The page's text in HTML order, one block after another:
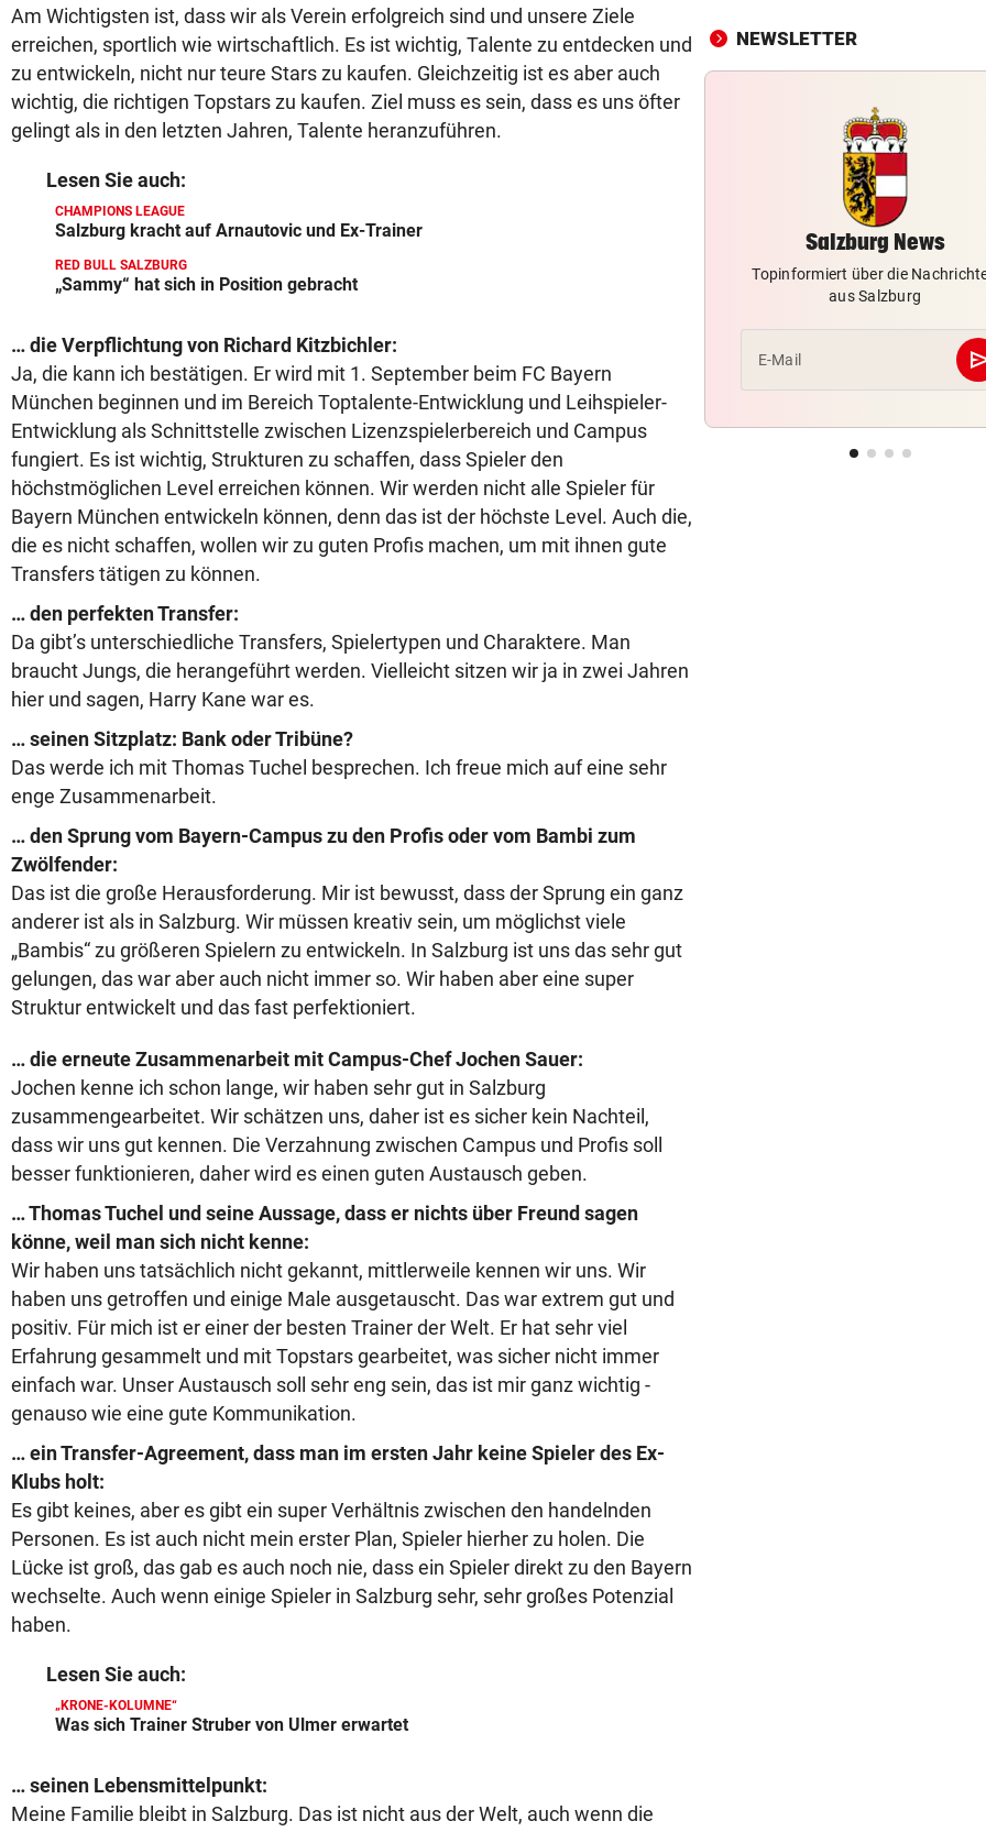
Am Wichtigsten ist, dass wir als Verein erfolgreich sind und unsere Ziele
erreichen, sportlich wie wirtschaftlich. Es ist wichtig, Talente zu entdecken und
zu entwickeln, nicht nur teure Stars zu kaufen. Gleichzeitig ist es aber auch
wichtig, die richtigen Topstars zu kaufen. Ziel muss es sein, dass es uns öfter
gelingt als in den letzten Jahren, Talente heranzuführen.
Lesen Sie auch:
CHAMPIONS LEAGUE
Salzburg kracht auf Arnautovic und Ex-Trainer
RED BULL SALZBURG
„Sammy“ hat sich in Position gebracht
… die Verpflichtung von Richard Kitzbichler:
Ja, die kann ich bestätigen. Er wird mit 1. September beim FC Bayern
München beginnen und im Bereich Toptalente-Entwicklung und Leihspieler-
Entwicklung als Schnittstelle zwischen Lizenzspielerbereich und Campus
fungiert. Es ist wichtig, Strukturen zu schaffen, dass Spieler den
höchstmöglichen Level erreichen können. Wir werden nicht alle Spieler für
Bayern München entwickeln können, denn das ist der höchste Level. Auch die,
die es nicht schaffen, wollen wir zu guten Profis machen, um mit ihnen gute
Transfers tätigen zu können.
… den perfekten Transfer:
Da gibt’s unterschiedliche Transfers, Spielertypen und Charaktere. Man
braucht Jungs, die herangeführt werden. Vielleicht sitzen wir ja in zwei Jahren
hier und sagen, Harry Kane war es.
… seinen Sitzplatz: Bank oder Tribüne?
Das werde ich mit Thomas Tuchel besprechen. Ich freue mich auf eine sehr
enge Zusammenarbeit.
… den Sprung vom Bayern-Campus zu den Profis oder vom Bambi zum
Zwölfender:
Das ist die große Herausforderung. Mir ist bewusst, dass der Sprung ein ganz
anderer ist als in Salzburg. Wir müssen kreativ sein, um möglichst viele
„Bambis“ zu größeren Spielern zu entwickeln. In Salzburg ist uns das sehr gut
gelungen, das war aber auch nicht immer so. Wir haben aber eine super
Struktur entwickelt und das fast perfektioniert.
… die erneute Zusammenarbeit mit Campus-Chef Jochen Sauer:
Jochen kenne ich schon lange, wir haben sehr gut in Salzburg
zusammengearbeitet. Wir schätzen uns, daher ist es sicher kein Nachteil,
dass wir uns gut kennen. Die Verzahnung zwischen Campus und Profis soll
besser funktionieren, daher wird es einen guten Austausch geben.
… Thomas Tuchel und seine Aussage, dass er nichts über Freund sagen
könne, weil man sich nicht kenne:
Wir haben uns tatsächlich nicht gekannt, mittlerweile kennen wir uns. Wir
haben uns getroffen und einige Male ausgetauscht. Das war extrem gut und
positiv. Für mich ist er einer der besten Trainer der Welt. Er hat sehr viel
Erfahrung gesammelt und mit Topstars gearbeitet, was sicher nicht immer
einfach war. Unser Austausch soll sehr eng sein, das ist mir ganz wichtig -
genauso wie eine gute Kommunikation.
… ein Transfer-Agreement, dass man im ersten Jahr keine Spieler des Ex-
Klubs holt:
Es gibt keines, aber es gibt ein super Verhältnis zwischen den handelnden
Personen. Es ist auch nicht mein erster Plan, Spieler hierher zu holen. Die
Lücke ist groß, das gab es auch noch nie, dass ein Spieler direkt zu den Bayern
wechselte. Auch wenn einige Spieler in Salzburg sehr, sehr großes Potenzial
haben.
Lesen Sie auch:
„KRONE-KOLUMNE“
Was sich Trainer Struber von Ulmer erwartet
… seinen Lebensmittelpunkt:
Meine Familie bleibt in Salzburg. Das ist nicht aus der Welt, auch wenn die
BLITZEINSCHLÄGE
Waldbrände forderten
SOMALIER VERURTEILT
Überfall mit Pistolen auf dem
Überfuhrsteg: Haft!
NEWSLETTER
Salzburg News
Topinformiert über die
aus Salzburg
E-Mail